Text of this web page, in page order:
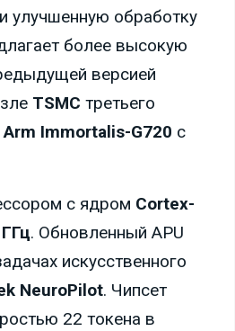
улучшенную обработку
более высокую
версией
TSMC третьего
Arm Immortalis-G720 с
с ядром Cortex-
. Обновленный APU
искусственного
NeuroPilot. Чипсет
22 токена в